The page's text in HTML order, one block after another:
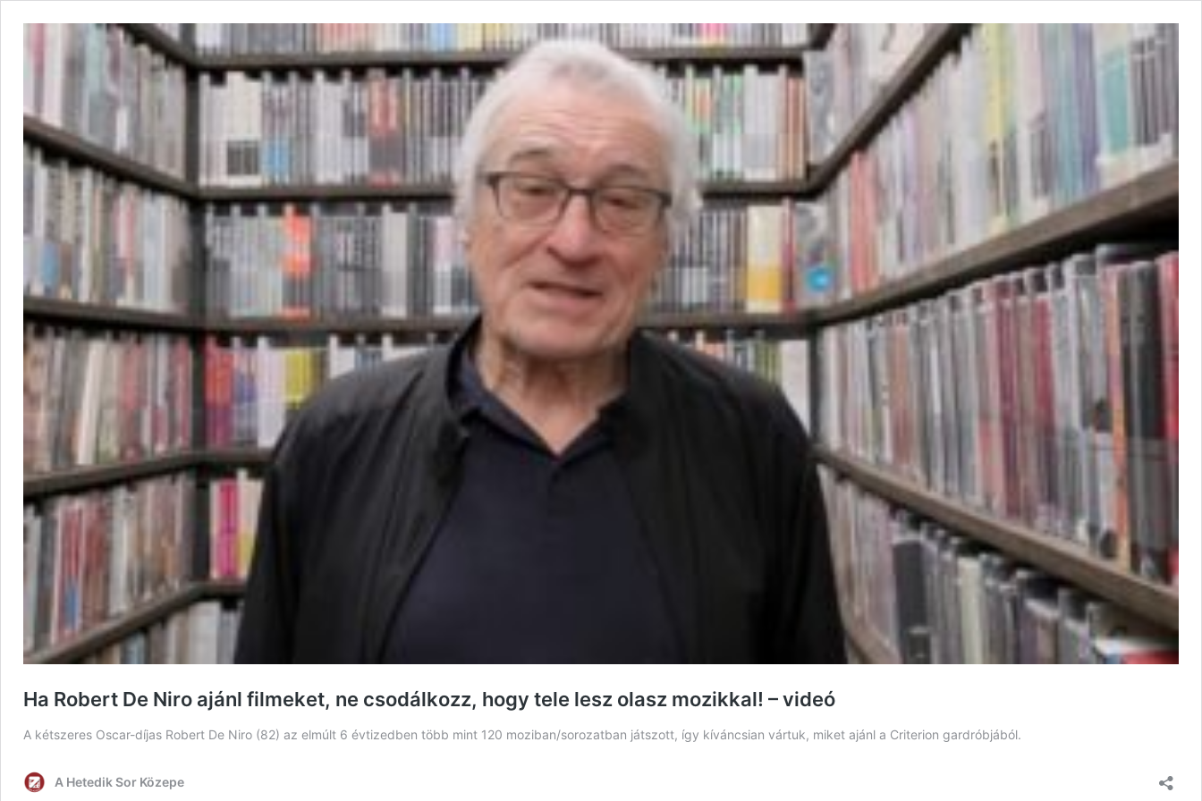
Ha Robert De Niro ajánl filmeket, ne csodálkozz, hogy tele lesz olasz mozikkal! – videó
A kétszeres Oscar-díjas Robert De Niro (82) az elmúlt 6 évtizedben több mint 120 moziban/sorozatban játszott, így kíváncsian vártuk, miket ajánl a Criterion gardróbjából.
A Hetedik Sor Közepe